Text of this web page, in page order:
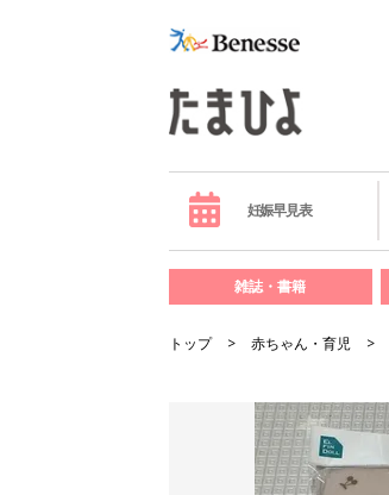
妊娠早見表
雑誌・書籍
トップ 赤ちゃん・育児